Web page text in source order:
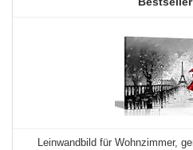
Leinwandbild für Wohnzimmer,